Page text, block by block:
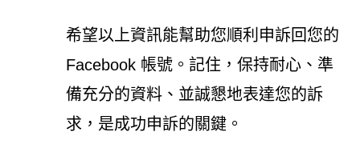
希望以上資訊能幫助您順利申訴回您的
Facebook 帳號。記住，保持耐心、準
備充分的資料、並誠懇地表達您的訴
求，是成功申訴的關鍵。